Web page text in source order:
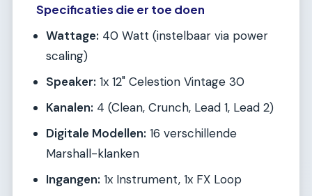
Specificaties die er toe doen
Wattage: 40 Watt (instelbaar via power
scaling)
Speaker: 1x 12" Celestion Vintage 30
Kanalen: 4 (Clean, Crunch, Lead 1, Lead 2)
Digitale Modellen: 16 verschillende
Marshall-klanken
Ingangen: 1x Instrument, 1x FX Loop